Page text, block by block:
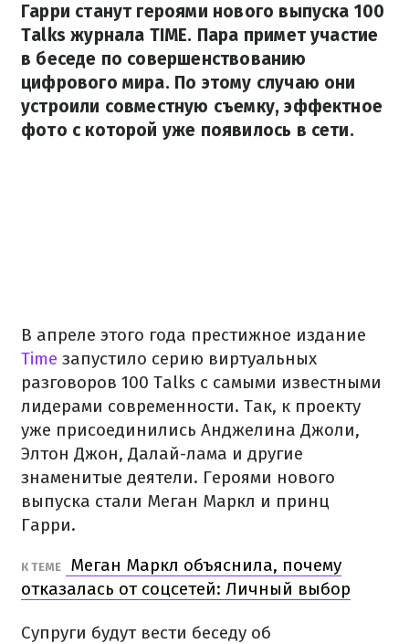
Гарри станут героями нового выпуска 100
Talks журнала TIME. Пара примет участие
в беседе по совершенствованию
цифрового мира. По этому случаю они
устроили совместную съемку, эффектное
фото с которой уже появилось в сети.
В апреле этого года престижное издание
Time запустило серию виртуальных
разговоров 100 Talks с самыми известными
лидерами современности. Так, к проекту
уже присоединились Анджелина Джоли,
Элтон Джон, Далай-лама и другие
знаменитые деятели. Героями нового
выпуска стали Меган Маркл и принц
Гарри.
К ТЕМЕ
Меган Маркл объяснила, почему
отказалась от соцсетей: Личный выбор
Супруги будут вести беседу об